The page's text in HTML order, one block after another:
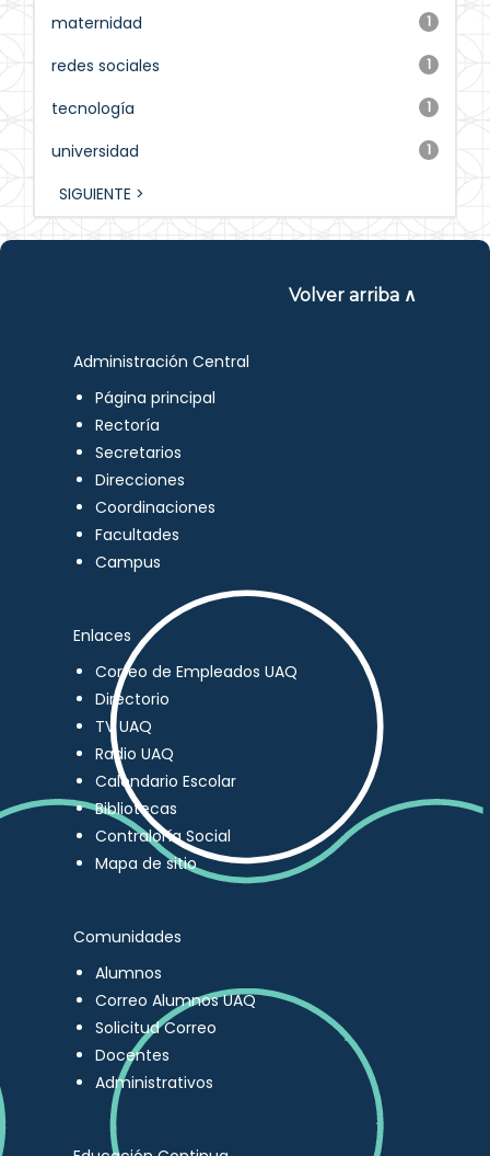
1
maternidad
1
redes sociales
1
tecnología
1
universidad
SIGUIENTE >
Volver arriba ∧
Administración Central
Página principal
Rectoría
Secretarios
Direcciones
Coordinaciones
Facultades
Campus
Enlaces
Correo de Empleados UAQ
Directorio
TV UAQ
Radio UAQ
Calendario Escolar
Bibliotecas
Contraloría Social
Mapa de sitio
Comunidades
Alumnos
Correo Alumnos UAQ
Solicitud Correo
Docentes
Administrativos